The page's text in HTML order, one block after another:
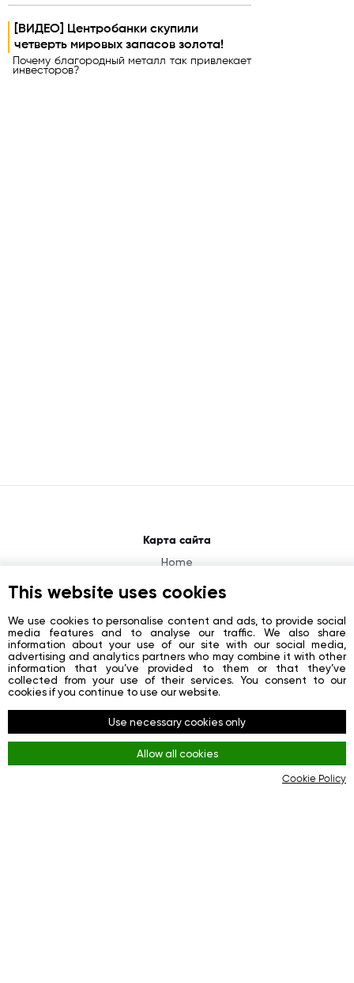
[ВИДЕО] Центробанки скупили
четверть мировых запасов золота!
Почему благородный металл так привлекает
инвесторов?
Карта сайта
Home
About
Contacts
Registration
Login
Социальные сети
Facebook
This website uses cookies
We use cookies to personalise content and ads, to provide social
media features and to analyse our traffic. We also share
information about your use of our site with our social media,
advertising and analytics partners who may combine it with other
information that you’ve provided to them or that they’ve
collected from your use of their services. You consent to our
cookies if you continue to use our website.
Use necessary cookies only
Allow all cookies
Cookie Policy